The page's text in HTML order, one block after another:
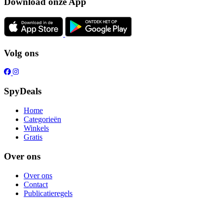
Volg ons
SpyDeals
Home
Categorieën
Winkels
Gratis
Over ons
Over ons
Contact
Publicatieregels